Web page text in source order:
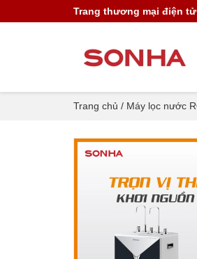
Trang thương mại điện
Trang chủ / Máy lọc nước
Máy lọc nước